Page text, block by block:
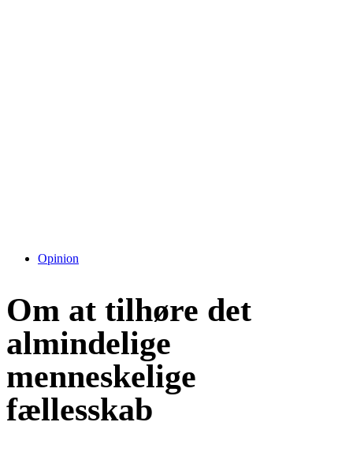
Opinion
Om at tilhøre det
almindelige
menneskelige
fællesskab